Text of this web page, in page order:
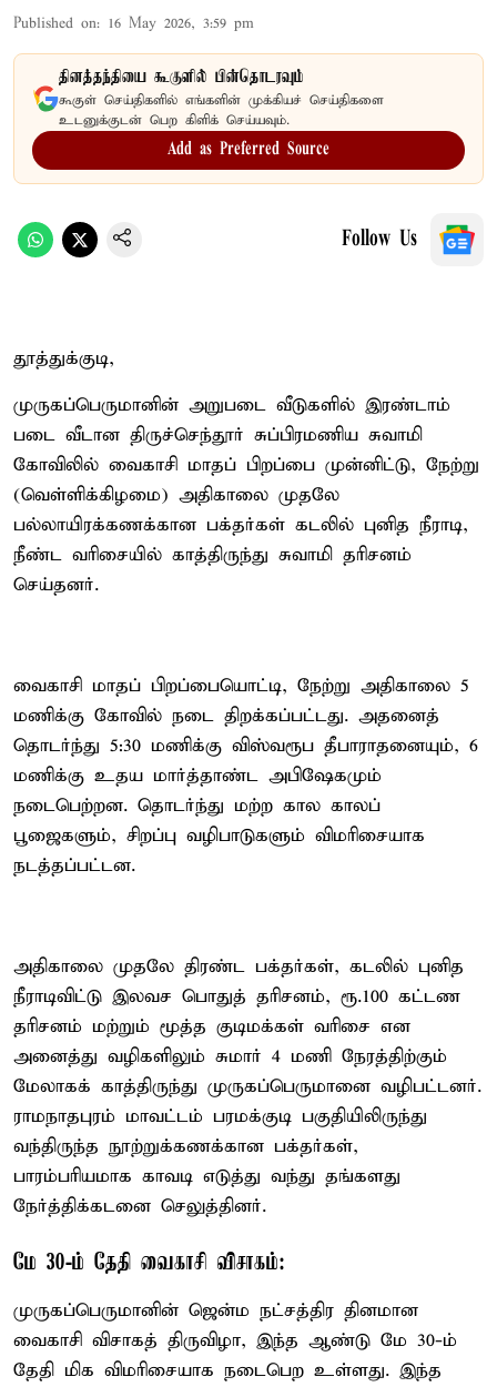
Published on: 16 May 2026, 3:59 pm
தினத்தந்தியை கூகுளில் பின்தொடரவும்
கூகுள் செய்திகளில் எங்களின் முக்கியச் செய்திகளை
உடனுக்குடன் பெற கிளிக் செய்யவும்.
Add as Preferred Source
Follow Us
தூத்துக்குடி,
முருகப்பெருமானின் அறுபடை வீடுகளில் இரண்டாம்
படை வீடான திருச்செந்தூர் சுப்பிரமணிய சுவாமி
கோவிலில் வைகாசி மாதப் பிறப்பை முன்னிட்டு, நேற்று
(வெள்ளிக்கிழமை) அதிகாலை முதலே
பல்லாயிரக்கணக்கான பக்தர்கள் கடலில் புனித நீராடி,
நீண்ட வரிசையில் காத்திருந்து சுவாமி தரிசனம்
செய்தனர்.
வைகாசி மாதப் பிறப்பையொட்டி, நேற்று அதிகாலை 5
மணிக்கு கோவில் நடை திறக்கப்பட்டது. அதனைத்
தொடர்ந்து 5:30 மணிக்கு விஸ்வரூப தீபாராதனையும், 6
மணிக்கு உதய மார்த்தாண்ட அபிஷேகமும்
நடைபெற்றன. தொடர்ந்து மற்ற கால காலப்
பூஜைகளும், சிறப்பு வழிபாடுகளும் விமரிசையாக
நடத்தப்பட்டன.
அதிகாலை முதலே திரண்ட பக்தர்கள், கடலில் புனித
நீராடிவிட்டு இலவச பொதுத் தரிசனம், ரூ.100 கட்டண
தரிசனம் மற்றும் மூத்த குடிமக்கள் வரிசை என
அனைத்து வழிகளிலும் சுமார் 4 மணி நேரத்திற்கும்
மேலாகக் காத்திருந்து முருகப்பெருமானை வழிபட்டனர்.
ராமநாதபுரம் மாவட்டம் பரமக்குடி பகுதியிலிருந்து
வந்திருந்த நூற்றுக்கணக்கான பக்தர்கள்,
பாரம்பரியமாக காவடி எடுத்து வந்து தங்களது
நேர்த்திக்கடனை செலுத்தினர்.
மே 30-ம் தேதி வைகாசி விசாகம்:
முருகப்பெருமானின் ஜென்ம நட்சத்திர தினமான
வைகாசி விசாகத் திருவிழா, இந்த ஆண்டு மே 30-ம்
தேதி மிக விமரிசையாக நடைபெற உள்ளது. இந்த